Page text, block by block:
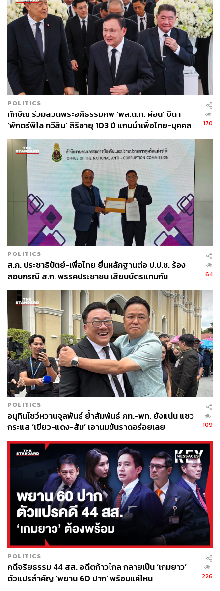
POLITICS
ทักษิณ ร่วมสวดพระอภิธรรมศพ ‘พล.ต.ท. ผ่อน’ บิดา
‘พักตร์พิไล ทวีสิน’ สิริอายุ 103 ปี แกนนำเพื่อไทย-บุคคล
หลากวงการร่วมอาลัย
170
POLITICS
ส.ก. ประชาธิปัตย์-เพื่อไทย ยื่นหลักฐานต่อ ป.ป.ช. ร้อง
สอบกรณี ส.ก. พรรคประชาชน เสียบบัตรแทนกัน
64
POLITICS
อนุทินโชว์หวานจุลพันธ์ ย้ำสัมพันธ์ ภท.-พท. ยังแน่น แซว
กระแส ‘เขียว-แดง-ส้ม’ เอานมข้นราดอร่อยเลย
109
POLITICS
คดีจริยธรรม 44 สส. อดีตก้าวไกล กลายเป็น ‘เกมยาว’
ตัวแปรสำคัญ ‘พยาน 60 ปาก’ พร้อมแค่ไหน
226